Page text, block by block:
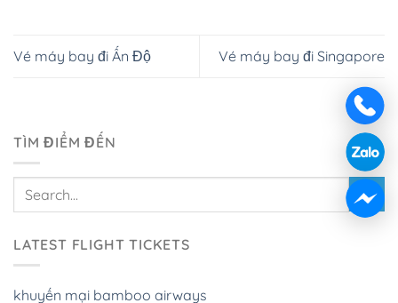
Vé máy bay đi Ấn Độ Vé máy bay đi Singapore
TÌM ĐIỂM ĐẾN
LATEST FLIGHT TICKETS
khuyến mại bamboo airways